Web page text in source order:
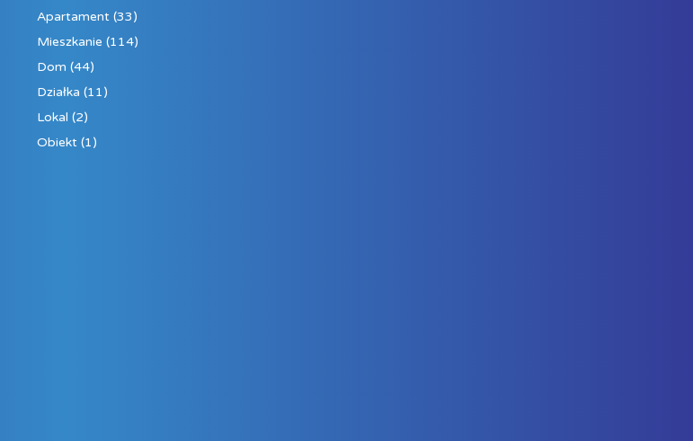
Apartament(33)
Mieszkanie (114)
Dom (44)
Działka (11)
Lokal (2)
Obiekt(1)